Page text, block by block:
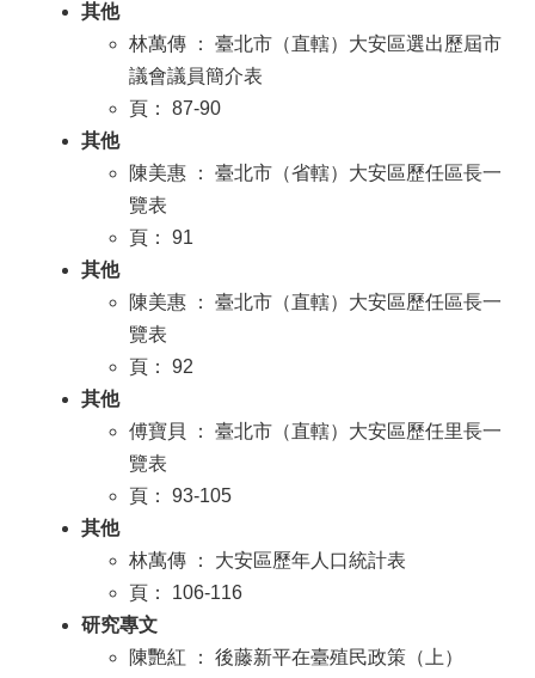
其他
林萬傳 ： 臺北市（直轄）大安區選出歷屆市
議會議員簡介表
頁： 87-90
其他
陳美惠 ： 臺北市（省轄）大安區歷任區長一
覽表
頁： 91
其他
陳美惠 ： 臺北市（直轄）大安區歷任區長一
覽表
頁： 92
其他
傅寶貝 ： 臺北市（直轄）大安區歷任里長一
覽表
頁： 93-105
其他
林萬傳 ： 大安區歷年人口統計表
頁： 106-116
研究專文
陳艷紅 ： 後藤新平在臺殖民政策（上）